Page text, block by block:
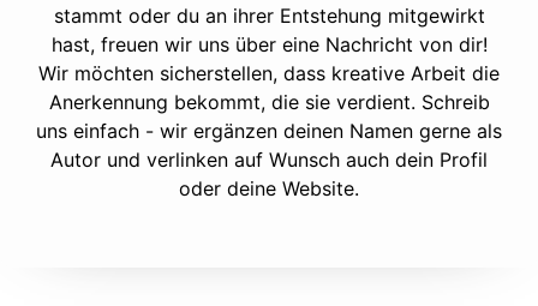
stammt oder du an ihrer Entstehung mitgewirkt
hast, freuen wir uns über eine Nachricht von dir!
Wir möchten sicherstellen, dass kreative Arbeit die
Anerkennung bekommt, die sie verdient. Schreib
uns einfach - wir ergänzen deinen Namen gerne als
Autor und verlinken auf Wunsch auch dein Profil
oder deine Website.